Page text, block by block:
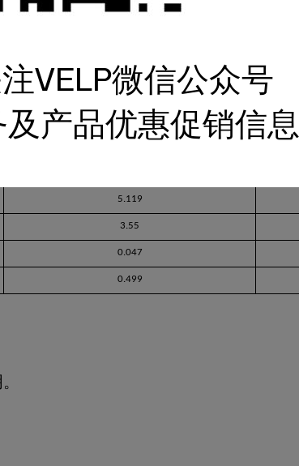
2.470
0.156
2.34
5.119
3.55
0.047
0.499
VELP微信公众号
产品优惠促销信息